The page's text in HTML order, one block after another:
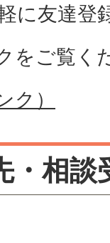
に友達登
をご覧く
ク）
・相談